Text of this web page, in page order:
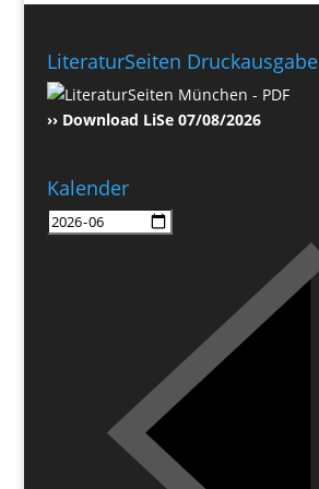
LiteraturSeiten Druckausgabe
›› Download LiSe 07/08/2026
Kalender